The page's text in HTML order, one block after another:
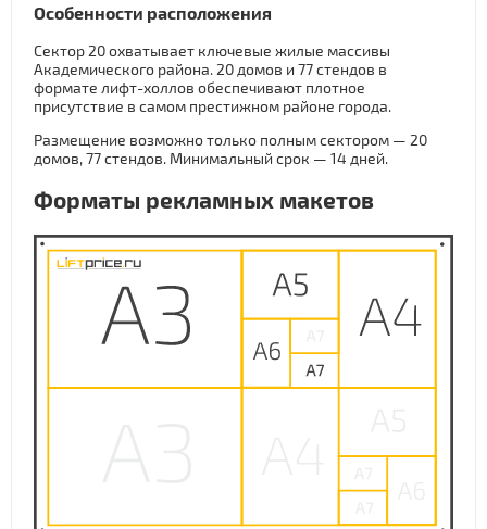
Особенности расположения
Сектор 20 охватывает ключевые жилые массивы
Академического района. 20 домов и 77 стендов в
формате лифт-холлов обеспечивают плотное
присутствие в самом престижном районе города.
Размещение возможно только полным сектором — 20
домов, 77 стендов. Минимальный срок — 14 дней.
Форматы рекламных макетов